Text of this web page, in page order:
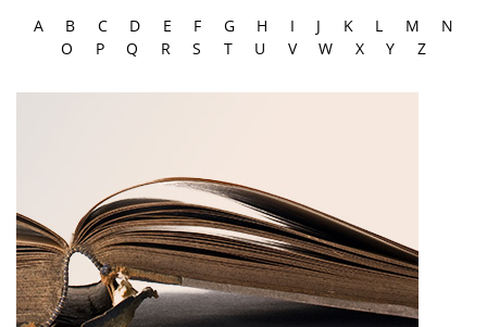
A B C D E F G H I J K L M
N
O
P Q R S T U V W X Y Z